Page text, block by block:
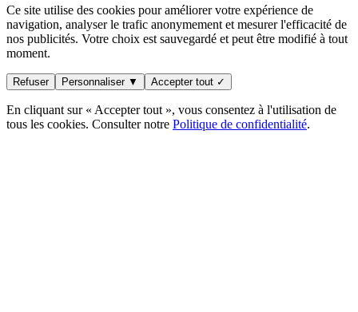
Ce site utilise des cookies pour améliorer votre expérience de
navigation, analyser le trafic anonymement et mesurer l'efficacité de
nos publicités. Votre choix est sauvegardé et peut être modifié à tout
moment.
Refuser Personnaliser ▼ Accepter tout ✓
En cliquant sur « Accepter tout », vous consentez à l'utilisation de
tous les cookies. Consulter notre Politique de confidentialité.